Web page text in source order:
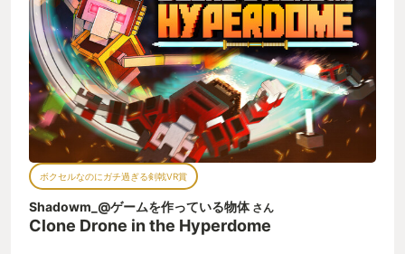
ボクセルなのにガチ過ぎる剣戟VR賞
Shadowm_@ゲームを作っている物体さん
Clone Drone in the Hyperdome